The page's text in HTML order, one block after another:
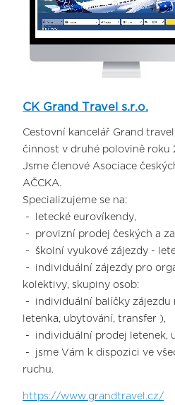
CK Grand Travel s.r.o.
Cestovní kancelář Grand
činnost v druhé polovině roku
Jsme členové Asociace
AČCKA.
Specializujeme se na:
- letecké eurovíkendy,
- provizní prodej českých a
- školní vyukové zájezdy -
- individuální zájezdy pro
kolektivy, skupiny osob:
- individuální balíčky zájezdu
letenka, ubytování, transfer ),
- individuální prodej letenek,
- jsme Vám k dispozici ve
ruchu.
https://www.grandtravel.cz/